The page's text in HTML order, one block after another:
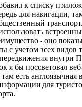
к списку
для навигации,
- оно
с учетом всех видов
внутри
я бы посоветовал
есть англоязычная
для